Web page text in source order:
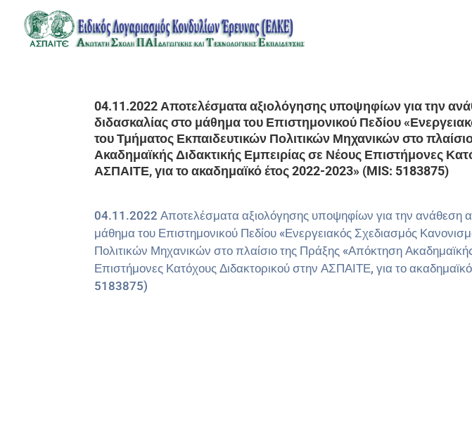
04.11.2022 Αποτελέσματα αξιολόγησης υποψηφίων για την
διδασκαλίας στο μάθημα του Επιστημονικού Πεδίου
του Τμήματος Εκπαιδευτικών Πολιτικών Μηχανικών στο
Ακαδημαϊκής Διδακτικής Εμπειρίας σε Νέους Επιστήμονες
ΑΣΠΑΙΤΕ, για το ακαδημαϊκό έτος 2022-2023» (MIS: 5183875)
04.11.2022 Αποτελέσματα αξιολόγησης υποψηφίων για την ανάθεση
μάθημα του Επιστημονικού Πεδίου «Ενεργειακός Σχεδιασμός
Πολιτικών Μηχανικών στο πλαίσιο της Πράξης «Απόκτηση
Επιστήμονες Κατόχους Διδακτορικού στην ΑΣΠΑΙΤΕ, για το
5183875)